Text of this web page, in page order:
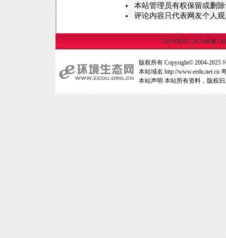
本站管理员有权保留或删
评论内容只代表网友个人
设为首页| 加入收藏|
版权所有 Copyright© 2004-2025
本站域名 http://www.eedu.net.cn
本站声明 本站所有资料，版权